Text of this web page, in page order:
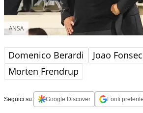
ANSA
Domenico Berardi Joao
Morten Frendrup
Seguici su: Google Discover Fonti preferite